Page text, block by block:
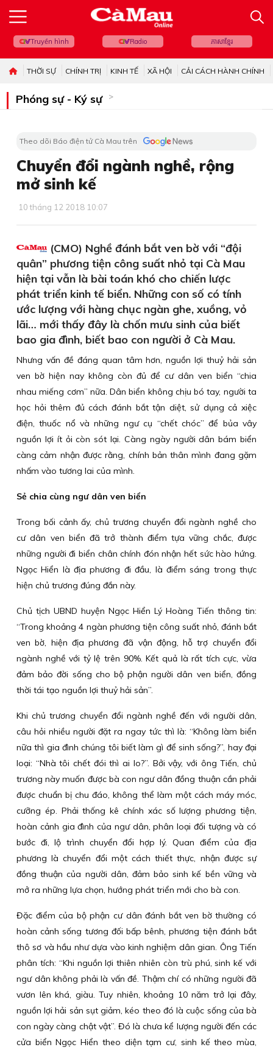
Truyền hình Radio ភាសាខ្មែរ
THỜI SỰ CHÍNH TRỊ KINH TẾ XÃ HỘI CẢI CÁCH HÀNH CHÍNH
Phóng sự - Ký sự
Theo dõi Báo điện tử Cà Mau trên
Chuyển đổi ngành nghề, rộng
mở sinh kế
10 tháng 12 2018 10:07
(CMO) Nghề đánh bắt ven bờ với “đội
quân” phương tiện công suất nhỏ tại Cà Mau
hiện tại vẫn là bài toán khó cho chiến lược
phát triển kinh tế biển. Những con số có tính
ước lượng với hàng chục ngàn ghe, xuồng, vỏ
lãi… mới thấy đây là chốn mưu sinh của biết
bao gia đình, biết bao con người ở Cà Mau.
Nhưng vấn đề đáng quan tâm hơn, nguồn lợi thuỷ hải sản
ven bờ hiện nay không còn đủ để cư dân ven biển “chia
nhau miếng cơm” nữa. Dân biển không chịu bó tay, người ta
học hỏi thêm đủ cách đánh bắt tận diệt, sử dụng cả xiệc
điện, thuốc nổ và những ngư cụ “chết chóc” để bủa vây
nguồn lợi ít ỏi còn sót lại. Càng ngày người dân bám biển
càng cảm nhận được rằng, chính bản thân mình đang gặm
nhấm vào tương lai của mình.
Sẻ chia cùng ngư dân ven biển
Trong bối cảnh ấy, chủ trương chuyển đổi ngành nghề cho
cư dân ven biển đã trở thành điểm tựa vững chắc, được
những người đi biển chân chính đón nhận hết sức hào hứng.
Ngọc Hiển là địa phương đi đầu, là điểm sáng trong thực
hiện chủ trương đúng đắn này.
Chủ tịch UBND huyện Ngọc Hiển Lý Hoàng Tiến thông tin:
“Trong khoảng 4 ngàn phương tiện công suất nhỏ, đánh bắt
ven bờ, hiện địa phương đã vận động, hỗ trợ chuyển đổi
ngành nghề với tỷ lệ trên 90%. Kết quả là rất tích cực, vừa
đảm bảo đời sống cho bộ phận người dân ven biển, đồng
thời tái tạo nguồn lợi thuỷ hải sản”.
Khi chủ trương chuyển đổi ngành nghề đến với người dân,
câu hỏi nhiều người đặt ra ngay tức thì là: “Không làm biển
nữa thì gia đình chúng tôi biết làm gì để sinh sống?”, hay đại
loại: “Nhà tôi chết đói thì ai lo?”. Bởi vậy, với ông Tiến, chủ
trương này muốn được bà con ngư dân đồng thuận cần phải
được chuẩn bị chu đáo, không thể làm một cách máy móc,
cưỡng ép. Phải thống kê chính xác số lượng phương tiện,
hoàn cảnh gia đình của ngư dân, phân loại đối tượng và có
bước đi, lộ trình chuyển đổi hợp lý. Quan điểm của địa
phương là chuyển đổi một cách thiết thực, nhận được sự
đồng thuận của người dân, đảm bảo sinh kế bền vững và
mở ra những lựa chọn, hướng phát triển mới cho bà con.
Đặc điểm của bộ phận cư dân đánh bắt ven bờ thường có
hoàn cảnh sống tương đối bấp bênh, phương tiện đánh bắt
thô sơ và hầu như dựa vào kinh nghiệm dân gian. Ông Tiến
phân tích: “Khi nguồn lợi thiên nhiên còn trù phú, sinh kế với
ngư dân không phải là vấn đề. Thậm chí có những người đã
vươn lên khá, giàu. Tuy nhiên, khoảng 10 năm trở lại đây,
nguồn lợi hải sản sụt giảm, kéo theo đó là cuộc sống của bà
con ngày càng chật vật”. Đó là chưa kể lượng người đến các
cửa biển Ngọc Hiển theo diện tạm cư, sinh kế theo mùa,